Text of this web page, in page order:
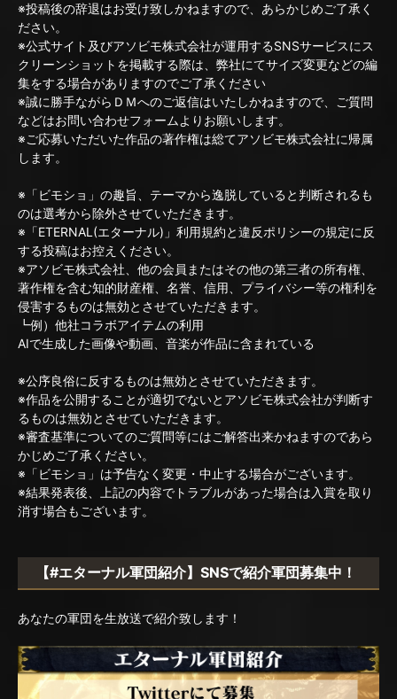
※投稿後の辞退はお受け致しかねますので、あらかじめご了承く
ださい。
※公式サイト及びアソビモ株式会社が運用するSNSサービスにス
クリーンショットを掲載する際は、弊社にてサイズ変更などの編
集をする場合がありますのでご了承ください
※誠に勝手ながらＤＭへのご返信はいたしかねますので、ご質問
などはお問い合わせフォームよりお願いします。
※ご応募いただいた作品の著作権は総てアソビモ株式会社に帰属
します。
※「ビモショ」の趣旨、テーマから逸脱していると判断されるも
のは選考から除外させていただきます。
※「ETERNAL(エターナル)」利用規約と違反ポリシーの規定に反
する投稿はお控えください。
※アソビモ株式会社、他の会員またはその他の第三者の所有権、
著作権を含む知的財産権、名誉、信用、プライバシー等の権利を
侵害するものは無効とさせていただきます。
┗例）他社コラボアイテムの利用
AIで生成した画像や動画、音楽が作品に含まれている
※公序良俗に反するものは無効とさせていただきます。
※作品を公開することが適切でないとアソビモ株式会社が判断す
るものは無効とさせていただきます。
※審査基準についてのご質問等にはご解答出来かねますのであら
かじめご了承ください。
※「ビモショ」は予告なく変更・中止する場合がございます。
※結果発表後、上記の内容でトラブルがあった場合は入賞を取り
消す場合もございます。
【#エターナル軍団紹介】SNSで紹介軍団募集中！
あなたの軍団を生放送で紹介致します！